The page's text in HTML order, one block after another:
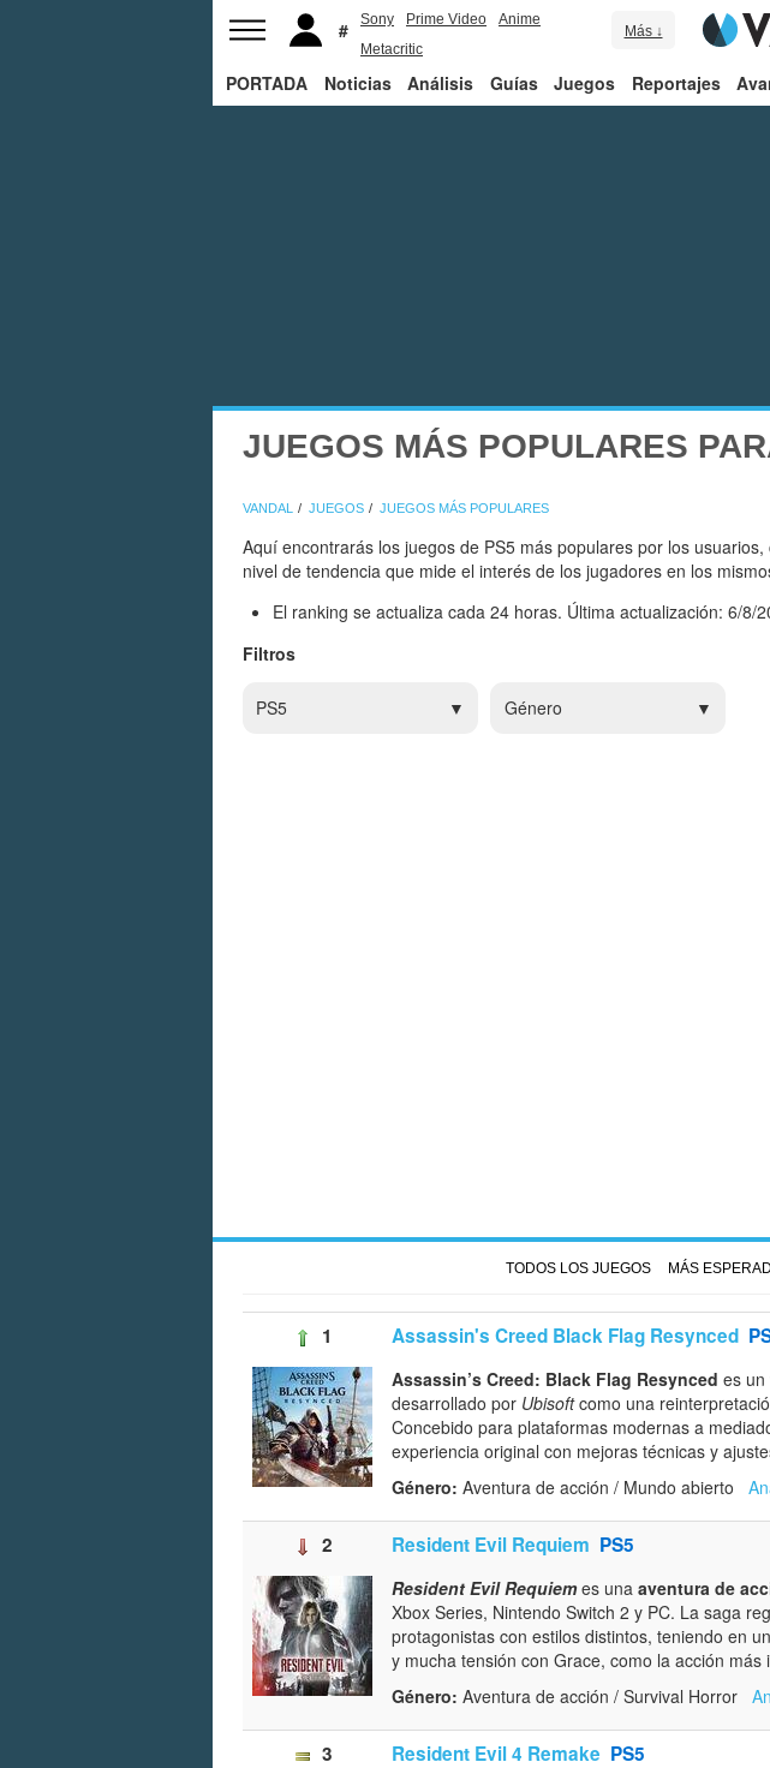
Sony Prime Video
Anime
Metacritic
Más ↓
PORTADA Noticias Análisis Guías Juegos Reportajes
JUEGOS MÁS POPULARES
VANDAL JUEGOS JUEGOS MÁS POPULARES
Aquí encontrarás los juegos de PS5 más populares por los
nivel de tendencia que mide el interés de los jugadores en los
El ranking se actualiza cada 24 horas. Última actualización: 6/8/
Filtros
PS5 Género
TODOS LOS JUEGOS MÁS
1 Assassin's Creed Black Flag Resynced
Assassin’s Creed: Black Flag Resynced es un
desarrollado por Ubisoftcomo una
Concebido para plataformas modernas a
experiencia original con mejoras técnicas y
Género: Aventura de acción / Mundo abierto
2 Resident Evil Requiem PS5
Resident Evil Requiemes una aventura de
Xbox Series, Nintendo Switch 2 y PC. La saga
protagonistas con estilos distintos, teniendo en
y mucha tensión con Grace, como la acción
Género: Aventura de acción / Survival Horror
3 Resident Evil 4 Remake PS5